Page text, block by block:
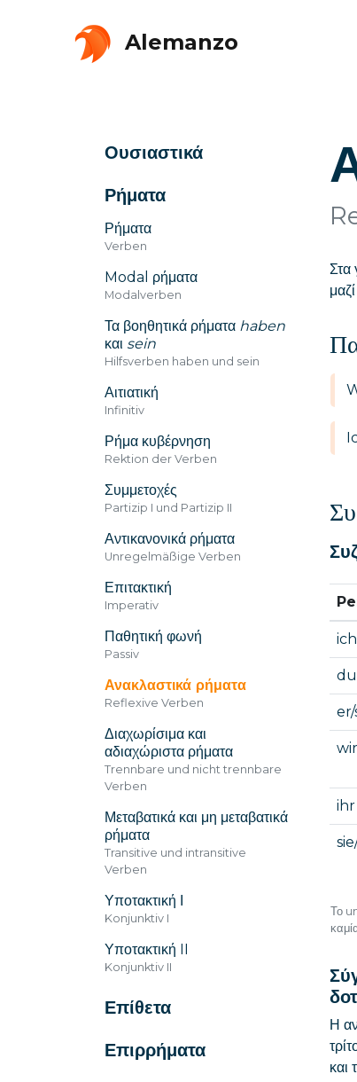
Alemanzo
Ουσιαστικά
Ρήματα
Ρήματα
Verben
Modal ρήματα
Modalverben
Τα βοηθητικά ρήματα haben
και sein
Hilfsverben haben und sein
Αιτιατική
Infinitiv
Ρήμα κυβέρνηση
Rektion der Verben
Συμμετοχές
Partizip I und Partizip II
Αντικανονικά ρήματα
Unregelmäßige Verben
Επιτακτική
Imperativ
Παθητική φωνή
Passiv
Ανακλαστικά ρήματα
Reflexive Verben
Διαχωρίσιμα και
αδιαχώριστα ρήματα
Trennbare und nicht trennbare
Verben
Μεταβατικά και μη μεταβατικά
ρήματα
Transitive und intransitive
Verben
Υποτακτική Ι
Konjunktiv I
Υποτακτική II
Konjunktiv II
Επίθετα
Επιρρήματα
Στα
ich
du
er/
wir
ihr
Το
Η
και